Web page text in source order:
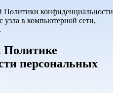
Политики конфиденциальности
узла в компьютерной сети,
персональных